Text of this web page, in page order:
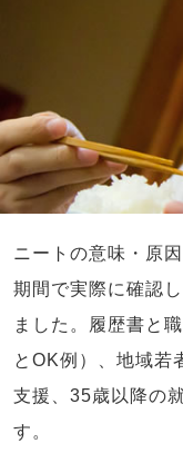
ニートの意味・原
期間で実際に確認
ました。履歴書と
とOK例）、地域若
支援、35歳以降の
す。